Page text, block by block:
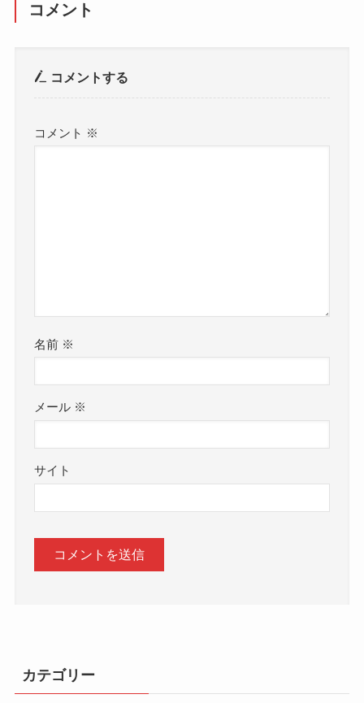
コメント
コメントする
コメント ※
名前 ※
メール ※
サイト
カテゴリー